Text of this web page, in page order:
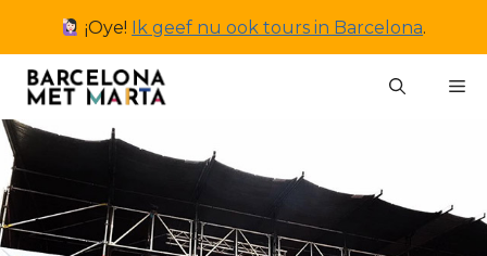
inhoud
¡Oye! Ik geef nu ook tours in Barcelona.